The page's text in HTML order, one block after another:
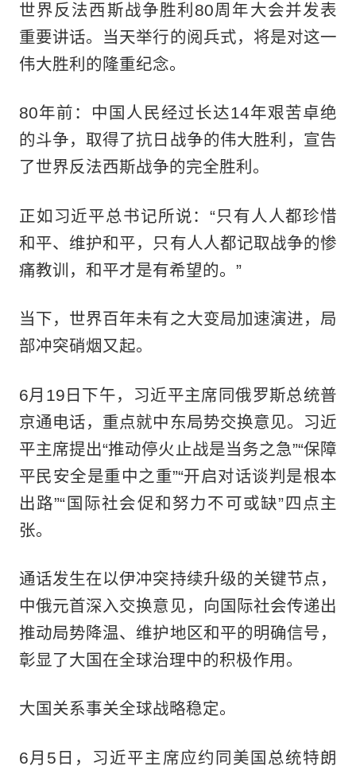
世界反法西斯战争胜利80周年大会并发表
重要讲话。当天举行的阅兵式，将是对这一
伟大胜利的隆重纪念。
80年前：中国人民经过长达14年艰苦卓绝
的斗争，取得了抗日战争的伟大胜利，宣告
了世界反法西斯战争的完全胜利。
正如习近平总书记所说：“只有人人都珍惜
和平、维护和平，只有人人都记取战争的惨
痛教训，和平才是有希望的。”
当下，世界百年未有之大变局加速演进，局
部冲突硝烟又起。
6月19日下午，习近平主席同俄罗斯总统普
京通电话，重点就中东局势交换意见。习近
平主席提出“推动停火止战是当务之急”“保障
平民安全是重中之重”“开启对话谈判是根本
出路”“国际社会促和努力不可或缺”四点主
张。
通话发生在以伊冲突持续升级的关键节点，
中俄元首深入交换意见，向国际社会传递出
推动局势降温、维护地区和平的明确信号，
彰显了大国在全球治理中的积极作用。
大国关系事关全球战略稳定。
6月5日，习近平主席应约同美国总统特朗